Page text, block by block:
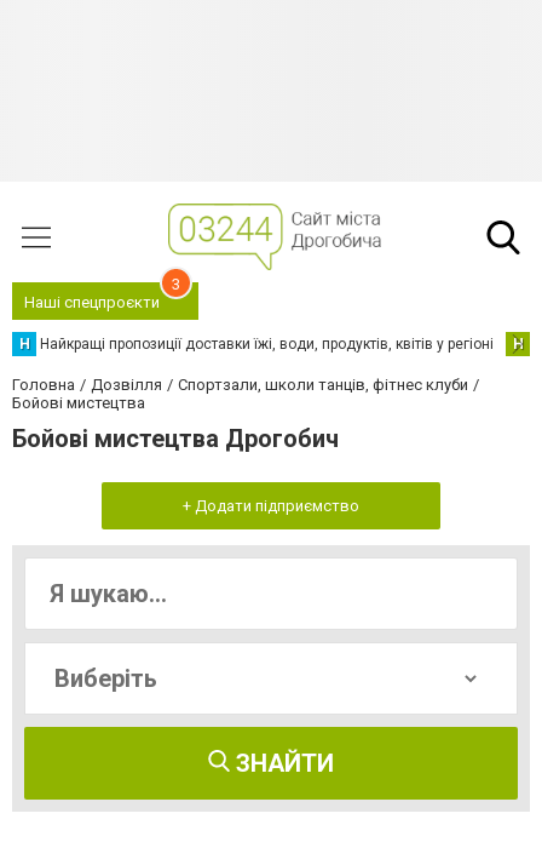
Наші спецпроєкти
3
Н Найкращі пропозиції доставки їжі, води, продуктів, квітів у регіоні Н
Головна Дозвілля
Спортзали, школи танців, фітнес клуби
Бойові мистецтва
Бойові мистецтва Дрогобич
+ Додати підприємство
ЗНАЙТИ